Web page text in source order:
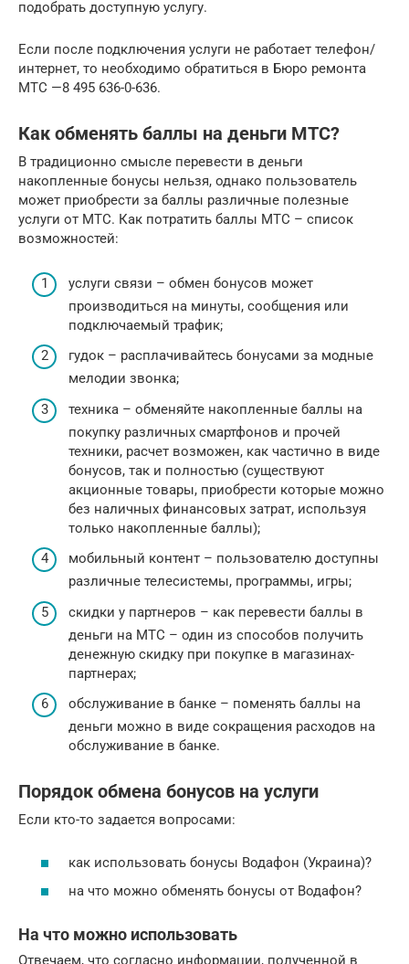
подобрать доступную услугу.
Если после подключения услуги не работает телефон/
интернет, то необходимо обратиться в Бюро ремонта
МТС —8 495 636-0-636.
Как обменять баллы на деньги МТС?
В традиционно смысле перевести в деньги
накопленные бонусы нельзя, однако пользователь
может приобрести за баллы различные полезные
услуги от МТС. Как потратить баллы МТС – список
возможностей:
услуги связи – обмен бонусов может
производиться на минуты, сообщения или
подключаемый трафик;
гудок – расплачивайтесь бонусами за модные
мелодии звонка;
техника – обменяйте накопленные баллы на
покупку различных смартфонов и прочей
техники, расчет возможен, как частично в виде
бонусов, так и полностью (существуют
акционные товары, приобрести которые можно
без наличных финансовых затрат, используя
только накопленные баллы);
мобильный контент – пользователю доступны
различные телесистемы, программы, игры;
скидки у партнеров – как перевести баллы в
деньги на МТС – один из способов получить
денежную скидку при покупке в магазинах-
партнерах;
обслуживание в банке – поменять баллы на
деньги можно в виде сокращения расходов на
обслуживание в банке.
Порядок обмена бонусов на услуги
Если кто-то задается вопросами:
как использовать бонусы Водафон (Украина)?
на что можно обменять бонусы от Водафон?
На что можно использовать
Отвечаем, что согласно информации, полученной в